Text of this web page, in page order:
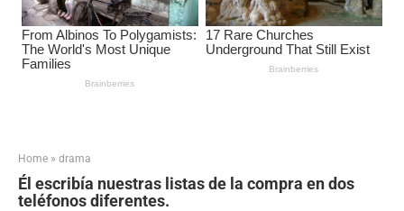
Home » drama
Él escribía nuestras listas de la compra en dos
teléfonos diferentes.